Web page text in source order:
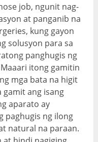
job, ngunit nag-
at panganib na
kung gayon
solusyon para sa
panghugis ng
itong gamitin
mga bata na higit
gamit ang isang
aparato ay
paghugis ng ilong
natural na paraan.